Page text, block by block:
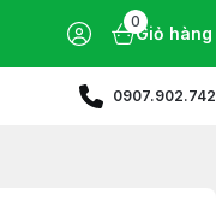
0
Giỏ hàng
0907.902.742